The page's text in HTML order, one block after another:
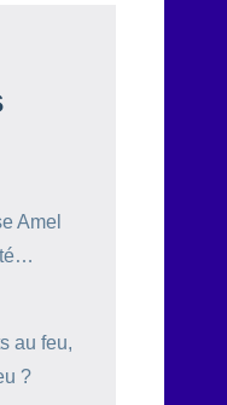
Amel
au feu,
?